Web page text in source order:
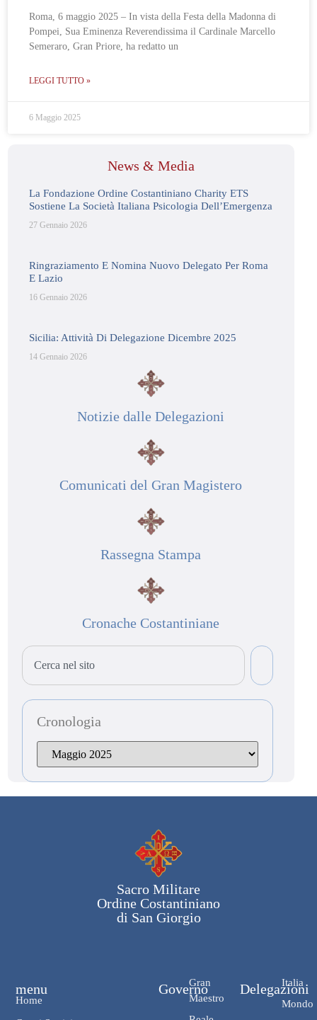
Roma, 6 maggio 2025 – In vista della Festa della Madonna di
Pompei, Sua Eminenza Reverendissima il Cardinale Marcello
Semeraro, Gran Priore, ha redatto un
LEGGI TUTTO »
6 Maggio 2025
News & Media
La Fondazione Ordine Costantiniano Charity ETS
Sostiene La Società Italiana Psicologia Dell’Emergenza
27 Gennaio 2026
Ringraziamento E Nomina Nuovo Delegato Per Roma
E Lazio
16 Gennaio 2026
Sicilia: Attività Di Delegazione Dicembre 2025
14 Gennaio 2026
Notizie dalle Delegazioni
Comunicati del Gran Magistero
Rassegna Stampa
Cronache Costantiniane
Cronologia
Sacro Militare
Ordine Costantiniano
di San Giorgio
Governo
Gran
Maestro
Delegazioni
Italia
Mondo
menu
Home